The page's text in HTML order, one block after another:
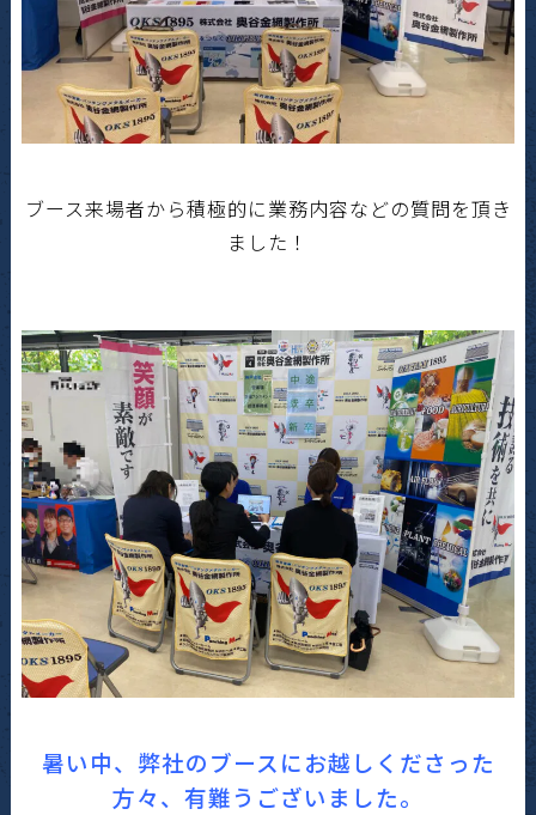
ブース来場者から積極的に業務内容などの質問を頂き
ました！
暑い中、弊社のブースにお越しくださった
方々、有難うございました。